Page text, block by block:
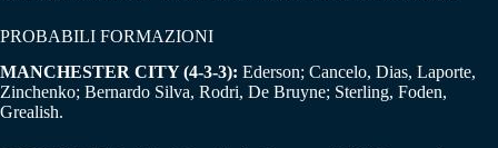
PROBABILI FORMAZIONI
MANCHESTER CITY (4-3-3): Ederson; Cancelo, Dias, Laporte,
Zinchenko; Bernardo Silva, Rodri, De Bruyne; Sterling, Foden,
Grealish.